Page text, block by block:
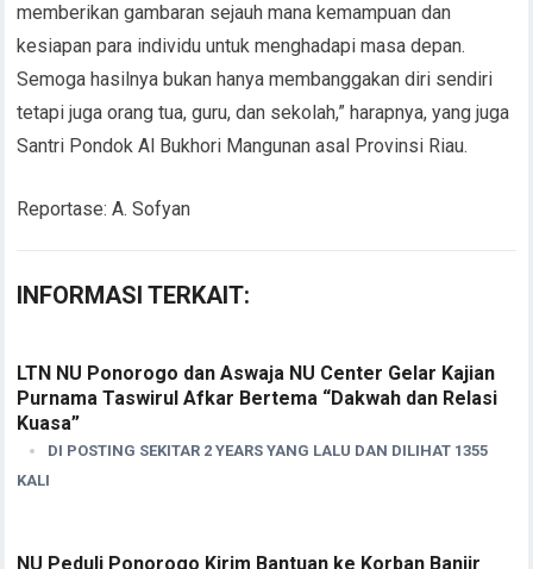
memberikan gambaran sejauh mana kemampuan dan
kesiapan para individu untuk menghadapi masa depan.
Semoga hasilnya bukan hanya membanggakan diri sendiri
tetapi juga orang tua, guru, dan sekolah,” harapnya, yang juga
Santri Pondok Al Bukhori Mangunan asal Provinsi Riau.
Reportase: A. Sofyan
INFORMASI TERKAIT:
LTN NU Ponorogo dan Aswaja NU Center Gelar Kajian
Purnama Taswirul Afkar Bertema “Dakwah dan Relasi
Kuasa”
DI POSTING SEKITAR 2 YEARS YANG LALU DAN DILIHAT 1355
KALI
NU Peduli Ponorogo Kirim Bantuan ke Korban Banjir